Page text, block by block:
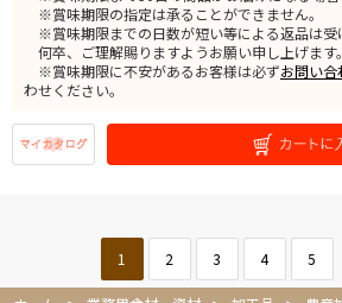
※賞味期限の指定は承ることができません。
※賞味期限までの日数が短い等による返品は受
何卒、ご理解賜りますようお願い申し上げます。
※賞味期限に不安があるお客様は必ずお問い合
わせください。
1 2 3 4 5